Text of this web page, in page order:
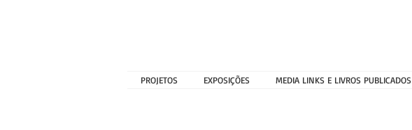
PROJETOS EXPOSIÇÕES MEDIA LINKS E LIVROS PUBLICADOS